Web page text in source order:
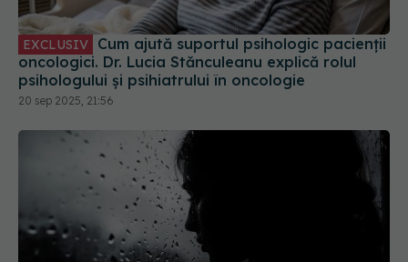
EXCLUSIV
oncologici. Dr. Lucia Stănculeanu explică rolul
psihologului și psihiatrului în oncologie
20 sep 2025, 21:56